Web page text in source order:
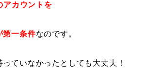
アカウントを
第一条件なのです。
っていなかったとしても大丈夫！